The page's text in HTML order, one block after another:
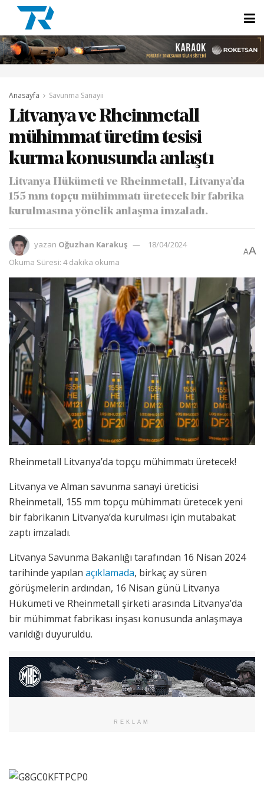
Anasayfa Savunma Sanayii
Litvanya ve Rheinmetall
mühimmat üretim tesisi
kurma konusunda anlaştı
Litvanya Hükümeti ve Rheinmetall, Litvanya’da
155 mm topçu mühimmatı üretecek bir fabrika
kurulmasına yönelik anlaşma imzaladı.
yazan Oğuzhan Karakuş
18/04/2024
Okuma Süresi: 4 dakika okuma
AA
Rheinmetall Litvanya’da topçu mühimmatı üretecek!
Litvanya ve Alman savunma sanayi üreticisi
Rheinmetall, 155 mm topçu mühimmatı üretecek yeni
bir fabrikanın Litvanya’da kurulması için mutabakat
zaptı imzaladı.
Litvanya Savunma Bakanlığı tarafından 16 Nisan 2024
tarihinde yapılan açıklamada, birkaç ay süren
görüşmelerin ardından, 16 Nisan günü Litvanya
Hükümeti ve Rheinmetall şirketi arasında Litvanya’da
bir mühimmat fabrikası inşası konusunda anlaşmaya
varıldığı duyuruldu.
REKLAM